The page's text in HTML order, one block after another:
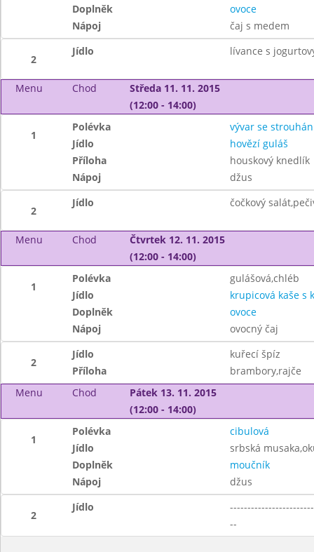
Doplněk
ovoce
Nápoj
čaj s medem
2
Jídlo lívance s
Menu Chod
Středa 11. 11. 2015
(12:00 - 14:00)
1
Polévka
vývar se
Jídlo
hovězí guláš
Příloha
houskový knedlík
Nápoj
džus
2
Jídlo čočkový
Menu Chod
Čtvrtek 12. 11. 2015
(12:00 - 14:00)
1
Polévka
gulášová,chléb
Jídlo
krupicová kaše s
Doplněk
ovoce
Nápoj
ovocný čaj
2
Jídlo
kuřecí špíz
Příloha
brambory,rajče
Menu
Chod
Pátek 13. 11. 2015
(12:00 - 14:00)
1
Polévka
cibulová
Jídlo
srbská
Doplněk
moučník
Nápoj
džus
2
Jídlo
--